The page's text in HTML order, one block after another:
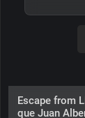
Escape from
que Juan